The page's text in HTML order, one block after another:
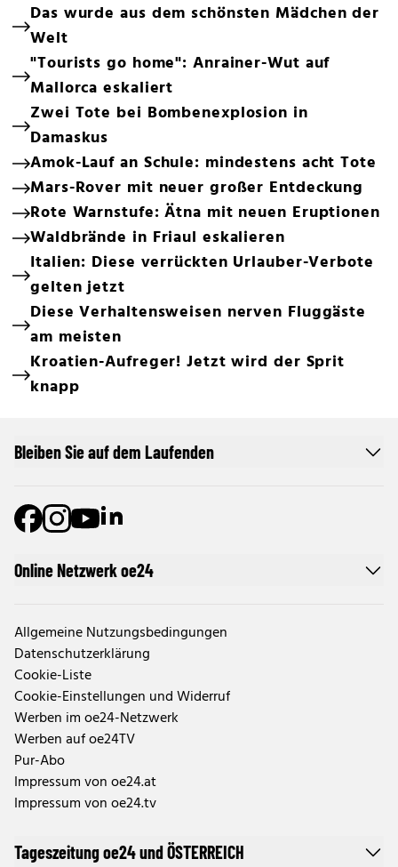
Das wurde aus dem schönsten Mädchen der
Welt
"Tourists go home": Anrainer-Wut auf
Mallorca eskaliert
Zwei Tote bei Bombenexplosion in
Damaskus
Amok-Lauf an Schule: mindestens acht Tote
Mars-Rover mit neuer großer Entdeckung
Rote Warnstufe: Ätna mit neuen Eruptionen
Waldbrände in Friaul eskalieren
Italien: Diese verrückten Urlauber-Verbote
gelten jetzt
Diese Verhaltensweisen nerven Fluggäste
am meisten
Kroatien-Aufreger! Jetzt wird der Sprit
knapp
Online Netzwerk oe24
Allgemeine Nutzungsbedingungen
Datenschutzerklärung
Cookie-Liste
Cookie-Einstellungen und Widerruf
Werben im oe24-Netzwerk
Werben auf oe24TV
Pur-Abo
Impressum von oe24.at
Impressum von oe24.tv
Tageszeitung oe24 und ÖSTERREICH
Bleiben Sie auf dem Laufenden